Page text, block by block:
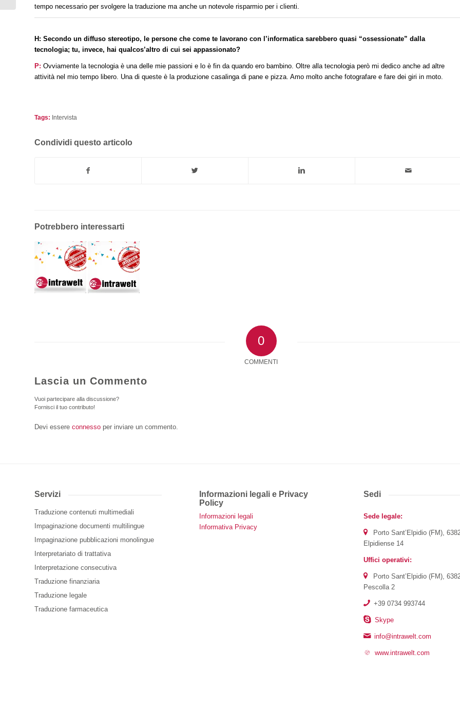
tempo necessario per svolgere la traduzione ma anche un notevole risparmio per i clienti.
H: Secondo un diffuso stereotipo, le persone che come te lavorano con l’informatica sarebbero quasi “ossessionate” dalla
tecnologia; tu, invece, hai qualcos’altro di cui sei appassionato?
P: Ovviamente la tecnologia è una delle mie passioni e lo è fin da quando ero bambino. Oltre alla tecnologia però mi dedico anche ad altre
attività nel mio tempo libero. Una di queste è la produzione casalinga di pane e pizza. Amo molto anche fotografare e fare dei giri in moto.
Tags: Intervista
Condividi questo articolo
Potrebbero interessarti
0
COMMENTI
Lascia un Commento
Vuoi partecipare alla discussione?
Fornisci il tuo contributo!
Devi essere connesso per inviare un commento.
Servizi
Traduzione contenuti multimediali
Impaginazione documenti multilingue
Impaginazione pubblicazioni monolingue
Interpretariato di trattativa
Interpretazione consecutiva
Traduzione finanziaria
Traduzione legale
Traduzione farmaceutica
Informazioni legali e Privacy
Policy
Informazioni legali
Informativa Privacy
Sedi
Sede legale:
Porto Sant’Elpidio (FM),
Elpidiense 14
Uffici operativi:
Porto Sant’Elpidio (FM),
Pescolla 2
+39 0734 993744
Skype
info@intrawelt.com
www.intrawelt.com